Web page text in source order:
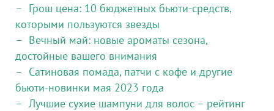
Грош цена: 10 бюджетных бьюти-средств,
которыми пользуются звезды
Вечный май: новые ароматы сезона,
достойные вашего внимания
Сатиновая помада, патчи с кофе и другие
бьюти-новинки мая 2023 года
Лучшие сухие шампуни для волос – рейтинг